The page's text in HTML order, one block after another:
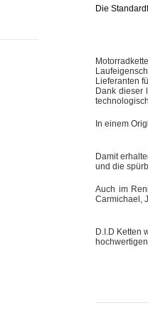
Die
Lieferanten
Dank dieser
In einem
Damit
und die
Auch im
Carmichael,
D.I.D Ketten